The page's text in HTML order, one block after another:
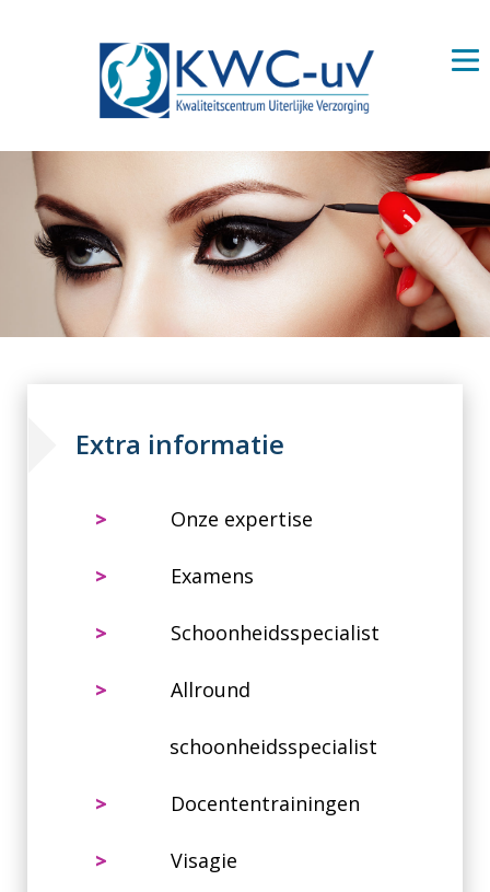
Extra informatie
> Onze expertise
> Examens
> Schoonheidsspecialist
> Allround
schoonheidsspecialist
> Docententrainingen
> Visagie